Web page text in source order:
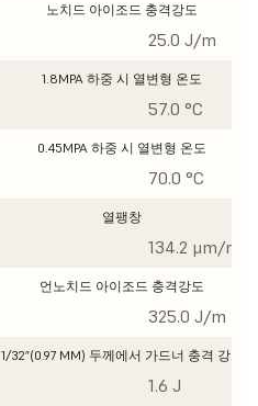
노치드 아이조드 충격강도
25.0 J/m
1.8MPA 하중 시 열변형 온도
57.0 °C
0.45MPA 하중 시 열변형 온도
70.0 °C
열팽창
134.2 μm/m/
언노치드 아이조드 충격강도
325.0 J/m
1/32”(0.97 MM) 두께에서 가드너 충격 강도
1.6 J